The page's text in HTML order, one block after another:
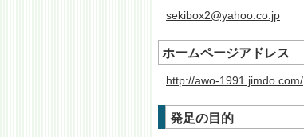
sekibox2@yahoo.co.jp
ホームページアドレス
http://awo-1991.jimdo.com/
発足の目的